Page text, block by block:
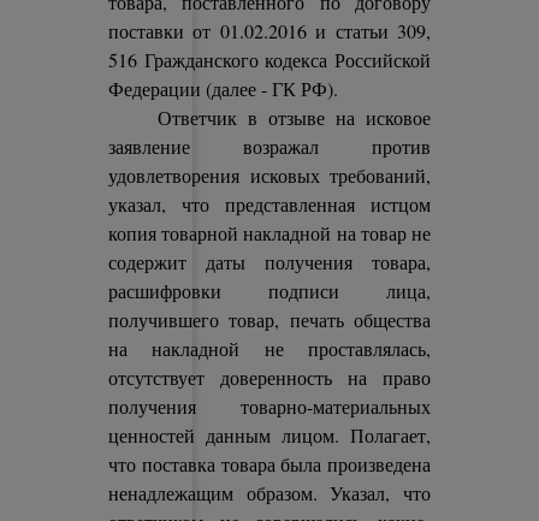
поставки от 01.02.2016 и статьи 309,
516 Гражданского кодекса Российской
Федерации (далее - ГК РФ).
Ответчик в отзыве на исковое
заявление возражал против
удовлетворения исковых требований,
указал, что представленная истцом
копия товарной накладной на товар не
содержит даты получения товара,
расшифровки подписи лица,
получившего товар, печать общества
на накладной не проставлялась,
отсутствует доверенность на право
получения товарно-материальных
ценностей данным лицом. Полагает,
что поставка товара была произведена
ненадлежащим образом. Указал, что